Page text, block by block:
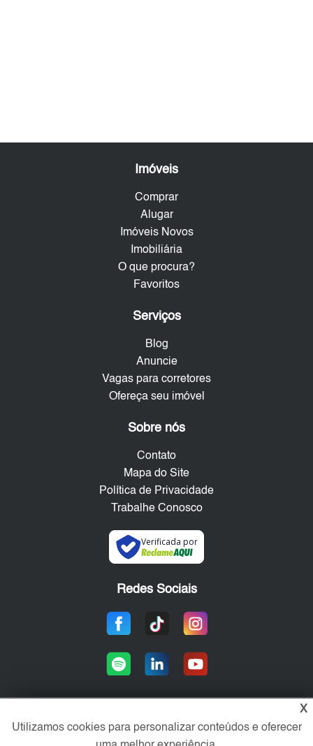
Imóveis
Comprar
Alugar
Imóveis Novos
Imobiliária
O que procura?
Favoritos
Serviços
Blog
Anuncie
Vagas para corretores
Ofereça seu imóvel
Sobre nós
Contato
Mapa do Site
Política de Privacidade
Trabalhe Conosco
Verificada por
Redes Sociais
Área exclusiva aos anunciantes,
X
Utilizamos cookies para personalizar conteúdos e oferecer